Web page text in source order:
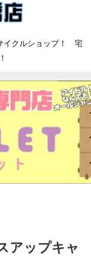
イクルショップ！ 宅
アップキャ